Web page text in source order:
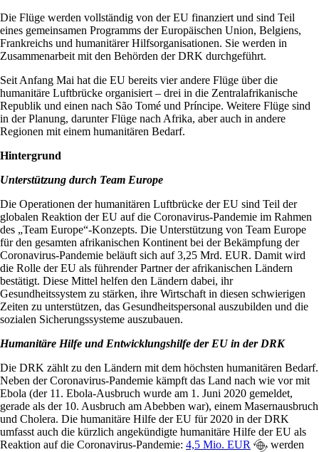
Die Flüge werden vollständig von der EU finanziert und sind Teil
eines gemeinsamen Programms der Europäischen Union, Belgiens,
Frankreichs und humanitärer Hilfsorganisationen. Sie werden in
Zusammenarbeit mit den Behörden der DRK durchgeführt.
Seit Anfang Mai hat die EU bereits vier andere Flüge über die
humanitäre Luftbrücke organisiert – drei in die Zentralafrikanische
Republik und einen nach São Tomé und Príncipe. Weitere Flüge sind
in der Planung, darunter Flüge nach Afrika, aber auch in andere
Regionen mit einem humanitären Bedarf.
Hintergrund
Unterstützung durch Team Europe
Die Operationen der humanitären Luftbrücke der EU sind Teil der
globalen Reaktion der EU auf die Coronavirus-Pandemie im Rahmen
des „Team Europe“-Konzepts. Die Unterstützung von Team Europe
für den gesamten afrikanischen Kontinent bei der Bekämpfung der
Coronavirus-Pandemie beläuft sich auf 3,25 Mrd. EUR. Damit wird
die Rolle der EU als führender Partner der afrikanischen Ländern
bestätigt. Diese Mittel helfen den Ländern dabei, ihr
Gesundheitssystem zu stärken, ihre Wirtschaft in diesen schwierigen
Zeiten zu unterstützen, das Gesundheitspersonal auszubilden und die
sozialen Sicherungssysteme auszubauen.
Humanitäre Hilfe und Entwicklungshilfe der EU in der DRK
Die DRK zählt zu den Ländern mit dem höchsten humanitären Bedarf.
Neben der Coronavirus-Pandemie kämpft das Land nach wie vor mit
Ebola (der 11. Ebola-Ausbruch wurde am 1. Juni 2020 gemeldet,
gerade als der 10. Ausbruch am Abebben war), einem Masernausbruch
und Cholera. Die humanitäre Hilfe der EU für 2020 in der DRK
umfasst auch die kürzlich angekündigte humanitäre Hilfe der EU als
Reaktion auf die Coronavirus-Pandemie: 4,5 Mio. EUR
werden